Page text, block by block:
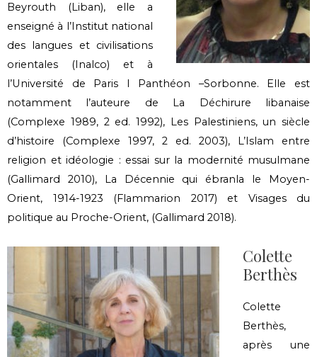
Beyrouth (Liban), elle a
enseigné à l’Institut national
des langues et civilisations
orientales (Inalco) et à
l’Université de Paris I Panthéon –Sorbonne. Elle est
notamment l’auteure de La Déchirure libanaise
(Complexe 1989, 2 ed. 1992), Les Palestiniens, un siècle
d’histoire (Complexe 1997, 2 ed. 2003), L’Islam entre
religion et idéologie : essai sur la modernité musulmane
(Gallimard 2010), La Décennie qui ébranla le Moyen-
Orient, 1914-1923 (Flammarion 2017) et Visages du
politique au Proche-Orient, (Gallimard 2018).
Colette
Berthès
Colette
Berthès,
après une